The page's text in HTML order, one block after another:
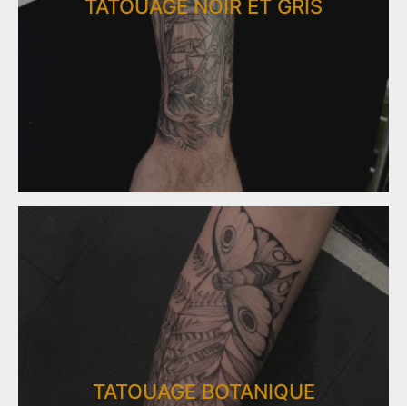
TATOUAGE NOIR ET GRIS
TATOUAGE BOTANIQUE